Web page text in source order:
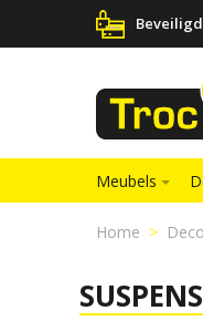
Meubels
Home